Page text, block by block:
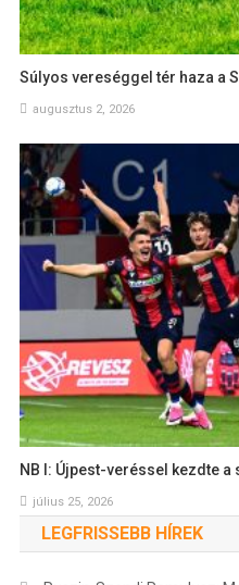
Súlyos vereséggel tér haza a
augusztus 2, 2026
NB I: Újpest-veréssel kezdte a
július 25, 2026
LEGFRISSEBB HÍREK